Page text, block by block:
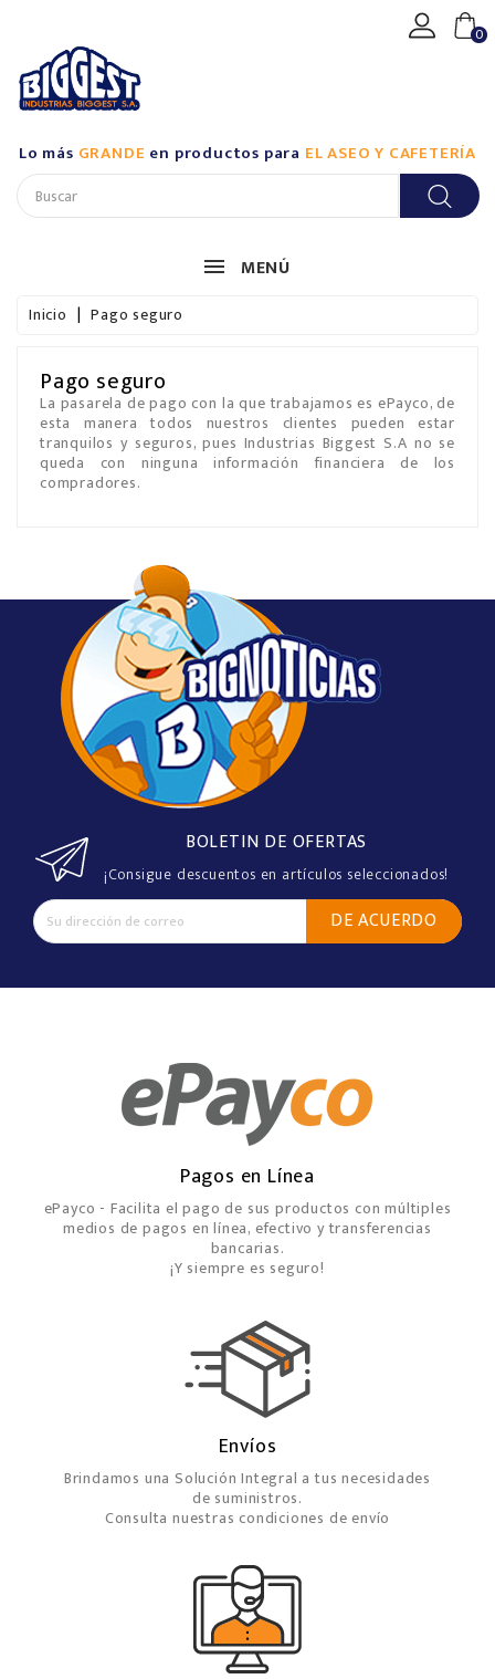
Productos
De
Industrial
Biggest
Industrial
Productos
Mecánico
Distribución
0
Lo más GRANDE en productos para EL ASEO Y CAFETERÍA
MENÚ
Inicio Pago seguro
Pago seguro
La pasarela de pago con la que trabajamos es ePayco, de
esta manera todos nuestros clientes pueden estar
tranquilos y seguros, pues Industrias Biggest S.A no se
queda con ninguna información financiera de los
compradores.
BOLETIN DE OFERTAS
¡Consigue descuentos en artículos seleccionados!
Pagos en Línea
ePayco - Facilita el pago de sus productos con múltiples
medios de pagos en línea, efectivo y transferencias
bancarias.
¡Y siempre es seguro!
Envíos
Brindamos una Solución Integral a tus necesidades
de suministros.
Consulta nuestras condiciones de envío